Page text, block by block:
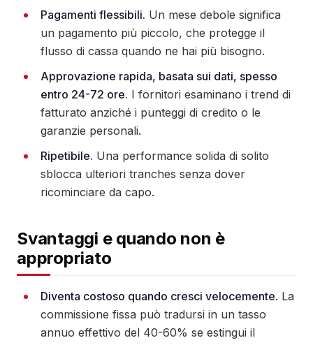
Pagamenti flessibili. Un mese debole significa
un pagamento più piccolo, che protegge il
flusso di cassa quando ne hai più bisogno.
Approvazione rapida, basata sui dati, spesso
entro 24-72 ore. I fornitori esaminano i trend di
fatturato anziché i punteggi di credito o le
garanzie personali.
Ripetibile. Una performance solida di solito
sblocca ulteriori tranches senza dover
ricominciare da capo.
Svantaggi e quando non è
appropriato
Diventa costoso quando cresci velocemente. La
commissione fissa può tradursi in un tasso
annuo effettivo del 40-60% se estingui il